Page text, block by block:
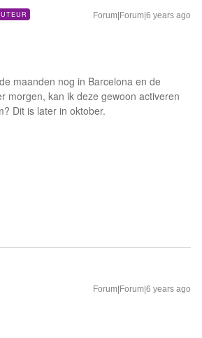
Forum|Forum|6 years ago
maanden nog in Barcelona en de
morgen, kan ik deze gewoon activeren
Dit is later in oktober.
Forum|Forum|6 years ago